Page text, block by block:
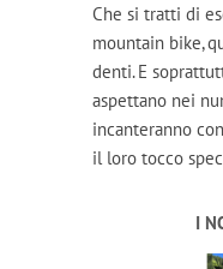
Che si tratti di
mountain bike,
denti. E
aspettano nei
incanteranno
il loro tocco
I